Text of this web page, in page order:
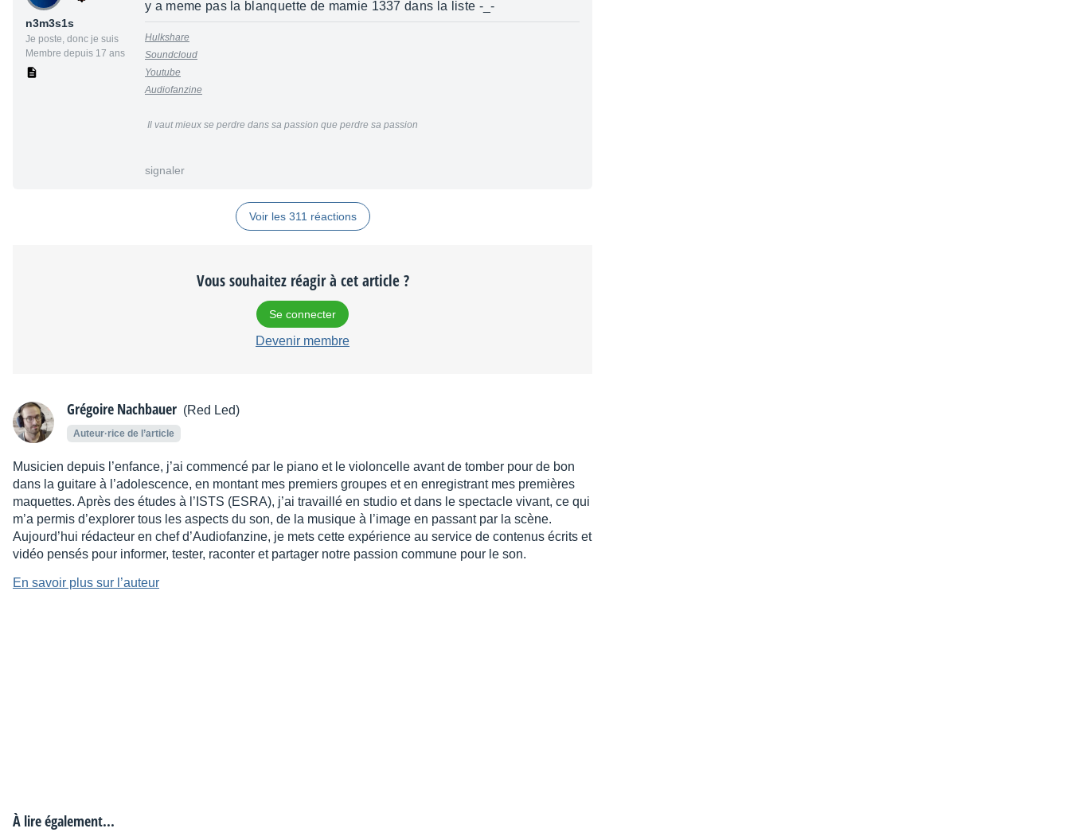
n3m3s1s
Je poste, donc je suis
Membre depuis 17 ans
y a meme pas la blanquette de mamie 1337 dans la liste -_-
Hulkshare
Soundcloud
Youtube
Audiofanzine
Il vaut mieux se perdre dans sa passion que perdre sa passion
signaler
Voir les 311 réactions
Vous souhaitez réagir à cet article ?
Se connecter
Devenir membre
Grégoire Nachbauer (Red Led)
Auteur·rice de l’article
Musicien depuis l’enfance, j’ai commencé par le piano et le violoncelle avant de tomber pour de bon
dans la guitare à l’adolescence, en montant mes premiers groupes et en enregistrant mes premières
maquettes. Après des études à l’ISTS (ESRA), j’ai travaillé en studio et dans le spectacle vivant, ce qui
m’a permis d’explorer tous les aspects du son, de la musique à l’image en passant par la scène.
Aujourd’hui rédacteur en chef d’Audiofanzine, je mets cette expérience au service de contenus écrits et
vidéo pensés pour informer, tester, raconter et partager notre passion commune pour le son.
En savoir plus sur l’auteur
À lire également...